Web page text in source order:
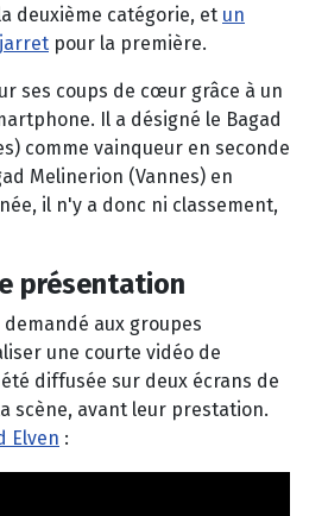
deuxième catégorie, et un
pour la première.
ses coups de cœur grâce à un
Il a désigné le Bagad
comme vainqueur en seconde
Melinerion (Vannes) en
il n'y a donc ni classement,
présentation
demandé aux groupes
une courte vidéo de
diffusée sur deux écrans de
scène, avant leur prestation.
Elven :